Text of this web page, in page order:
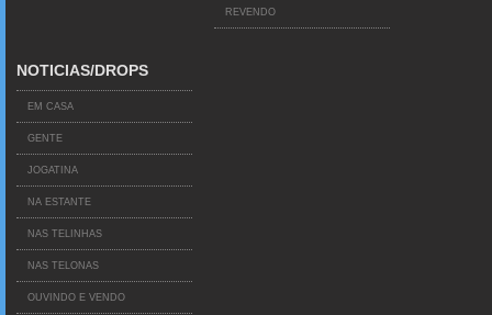
REVENDO
NOTICIAS/DROPS
EM CASA
GENTE
JOGATINA
NA ESTANTE
NAS TELINHAS
NAS TELONAS
OUVINDO E VENDO